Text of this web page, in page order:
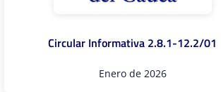
Circular Informativa 2.8.1-12.2/01
Enero de 2026